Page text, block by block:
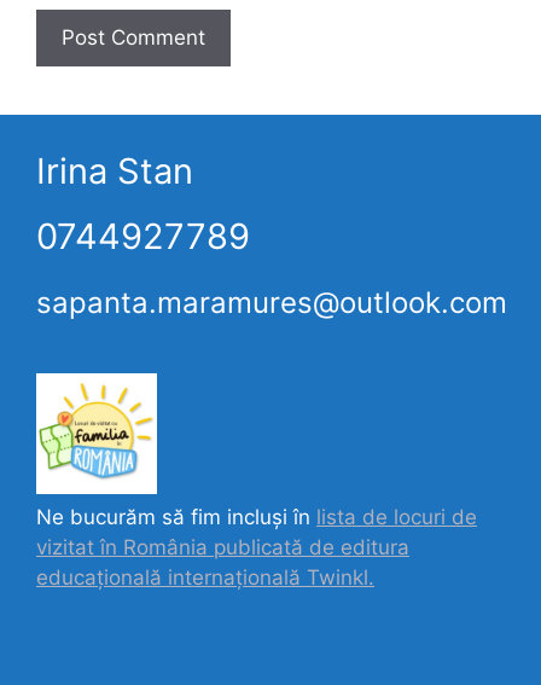
Irina Stan
0744927789
sapanta.maramures@outlook.com
Ne bucurăm să fim incluși în lista de locuri de
vizitat în România publicată de editura
educațională internațională Twinkl.